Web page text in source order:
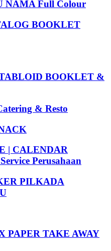
NAMA Full Colour
BOOKLET
BOOKLET &
& Resto
| CALENDAR
Perusahaan
PILKADA
PAPER TAKE AWAY